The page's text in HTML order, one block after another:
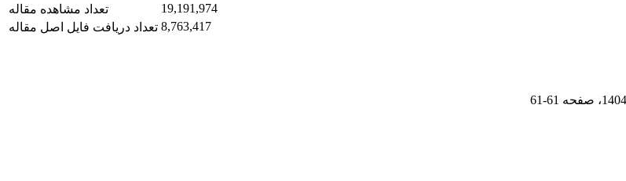
تعداد مشاهده مقاله
19,191,974
تعداد دریافت فایل اصل مقاله 8,763,417
، صفحه 61-61